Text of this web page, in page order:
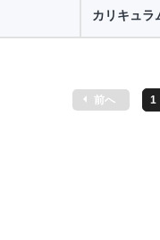
カリキュラ
前へ 1